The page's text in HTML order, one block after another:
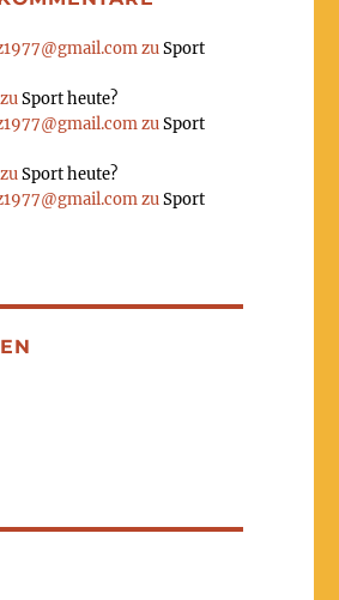
zuSport
zuSport heute?
zuSport
zuSport heute?
zuSport